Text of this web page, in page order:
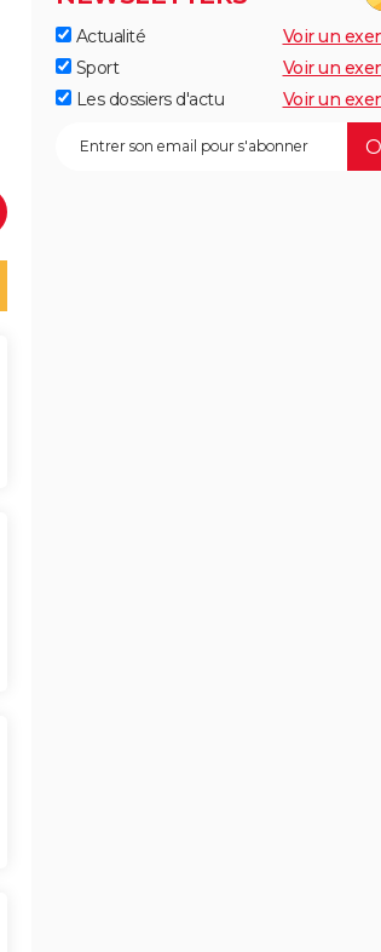
Actualité
Voir un
Sport
Voir un
Les dossiers d'actu
Voir un